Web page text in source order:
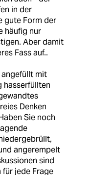
in der
gute Form der
häufig nur
Aber damit
Fass auf..
angefüllt mit
hasserfüllten
Denken
Sie noch
angerempelt
sind
für jede Frage